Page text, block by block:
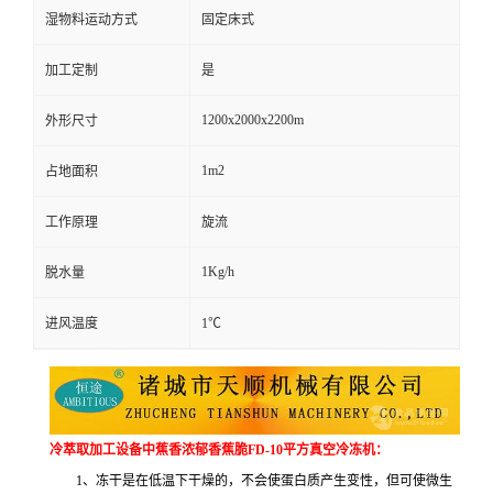
湿物料运动方式 固定床式
加工定制 是
外形尺寸 1200x2000x2200m
占地面积 1m2
工作原理 旋流
脱水量 1Kg/h
进风温度 1℃
冷萃取加工设备中蕉香浓郁香蕉脆FD-10平方真空冷冻机：
1、冻干是在低温下干燥的，不会使蛋白质产生变性，但可使微生